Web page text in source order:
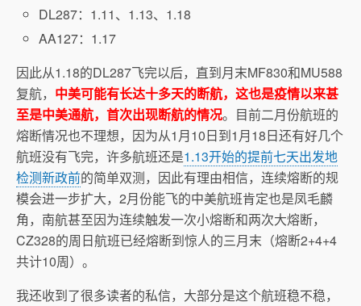
DL287：1.11、1.13、1.18
AA127：1.17
因此从1.18的DL287飞完以后，直到月末MF830和MU588
复航， 中美可能有长达十多天的断航，这也是疫情以来甚
至是中美通航，首次出现断航的情况。目前二月份航班的
熔断情况也不理想，因为从1月10日到1月18日还有好几个
航班没有飞完，许多航班还是1.13开始的提前七天出发地
检测新政前的简单双测，因此有理由相信，连续熔断的规
模会进一步扩大，2月份能飞的中美航班肯定也是凤毛麟
角，南航甚至因为连续触发一次小熔断和两次大熔断，
CZ328的周日航班已经熔断到惊人的三月末（熔断2+4+4
共计10周）。
我还收到了很多读者的私信，大部分是这个航班稳不稳，